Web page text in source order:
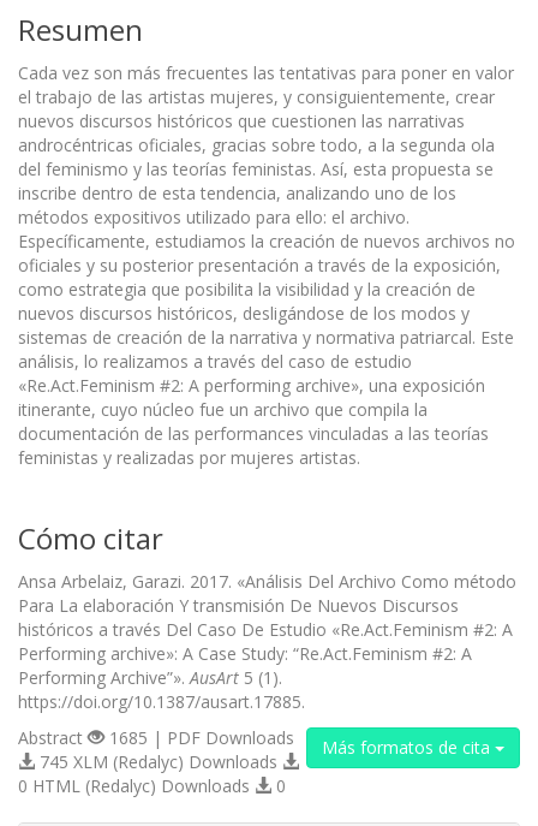
Resumen
Cada vez son más frecuentes las tentativas para poner en valor
el trabajo de las artistas mujeres, y consiguientemente, crear
nuevos discursos históricos que cuestionen las narrativas
androcéntricas oficiales, gracias sobre todo, a la segunda ola
del feminismo y las teorías feministas. Así, esta propuesta se
inscribe dentro de esta tendencia, analizando uno de los
métodos expositivos utilizado para ello: el archivo.
Específicamente, estudiamos la creación de nuevos archivos no
oficiales y su posterior presentación a través de la exposición,
como estrategia que posibilita la visibilidad y la creación de
nuevos discursos históricos, desligándose de los modos y
sistemas de creación de la narrativa y normativa patriarcal. Este
análisis, lo realizamos a través del caso de estudio
«Re.Act.Feminism #2: A performing archive», una exposición
itinerante, cuyo núcleo fue un archivo que compila la
documentación de las performances vinculadas a las teorías
feministas y realizadas por mujeres artistas.
Cómo citar
Ansa Arbelaiz, Garazi. 2017. «Análisis Del Archivo Como método
Para La elaboración Y transmisión De Nuevos Discursos
históricos a través Del Caso De Estudio «Re.Act.Feminism #2: A
Performing archive»: A Case Study: “Re.Act.Feminism #2: A
Performing Archive”». AusArt 5 (1).
https://doi.org/10.1387/ausart.17885.
Más formatos de cita
Abstract
1685 | PDF Downloads
745 XLM (Redalyc) Downloads
0 HTML (Redalyc) Downloads
0